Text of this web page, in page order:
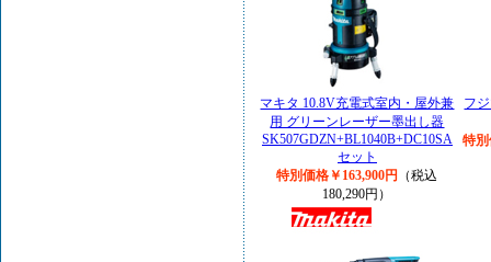
マキタ 10.8V充電式室内・屋外兼
用 グリーンレーザー墨出し器
SK507GDZN+BL1040B+DC10SA
セット
特別価格￥163,900円
（税込
180,290円）
フ
特別